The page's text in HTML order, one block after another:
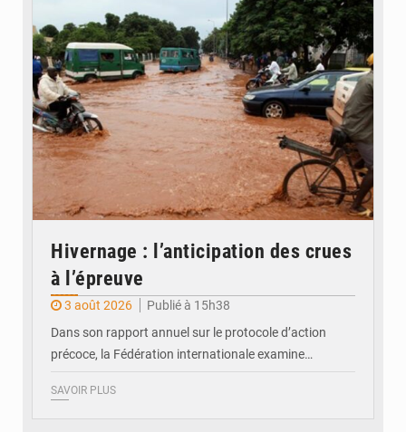
Hivernage : l’anticipation des crues
à l’épreuve
3 août 2026
Publié à 15h38
Dans son rapport annuel sur le protocole d’action
précoce, la Fédération internationale examine…
SAVOIR PLUS